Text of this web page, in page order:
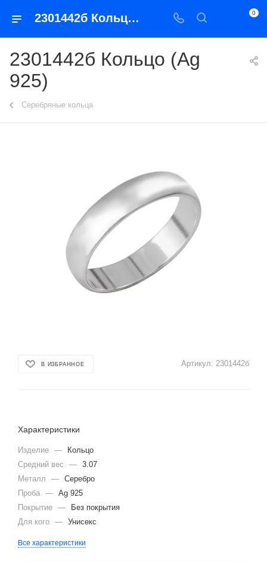
2301442б Кольцо (Ag 925) 0
2301442б Кольцо (Ag
925)
Серебряные кольца
В ИЗБРАННОЕ Артикул: 2301442б
Характеристики
Изделие —
Кольцо
Средний вес
— 3.07
Металл
— Серебро
Проба — Ag 925
Покрытие —
Без покрытия
Для кого — Унисекс
Все характеристики